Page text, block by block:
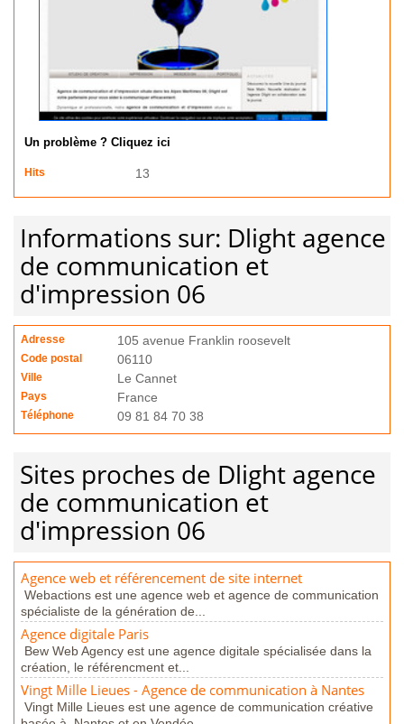
Un problème ? Cliquez ici
Hits 13
Informations sur: Dlight agence
de communication et
d'impression 06
Adresse 105 avenue Franklin roosevelt
Code postal 06110
Ville Le Cannet
Pays France
Téléphone 09 81 84 70 38
Sites proches de Dlight agence
de communication et
d'impression 06
Agence web et référencement de site internet
Webactions est une agence web et agence de communication
spécialiste de la génération de...
Agence digitale Paris
Bew Web Agency est une agence digitale spécialisée dans la
création, le référencment et...
Vingt Mille Lieues - Agence de communication à Nantes
Vingt Mille Lieues est une agence de communication créative